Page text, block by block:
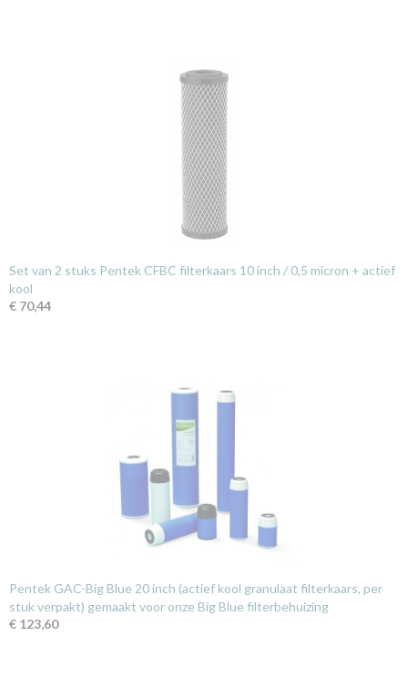
Set van 2 stuks Pentek CFBC filterkaars 10 inch / 0,5 micron + actief
kool
€ 70,44
Pentek GAC-Big Blue 20 inch (actief kool granulaat filterkaars, per
stuk verpakt) gemaakt voor onze Big Blue filterbehuizing
€ 123,60